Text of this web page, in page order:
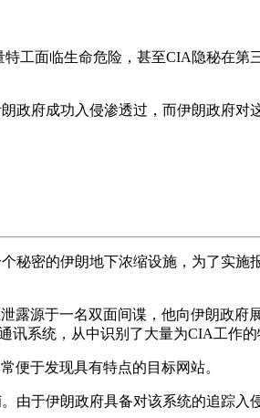
工面临生命危险，甚至CIA隐秘在第
政府成功入侵渗透过，而伊朗政府对
秘密的伊朗地下浓缩设施，为了实施
露源于一名双面间谍，他向伊朗政府
系统，从中识别了大量为CIA工作的
便于发现具有特点的目标网站。
由于伊朗政府具备对该系统的追踪入